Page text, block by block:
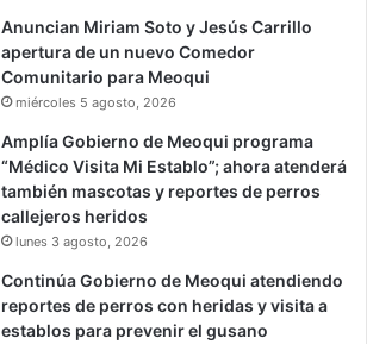
Anuncian Miriam Soto y Jesús Carrillo
apertura de un nuevo Comedor
Comunitario para Meoqui
miércoles 5 agosto, 2026
Amplía Gobierno de Meoqui programa
“Médico Visita Mi Establo”; ahora atenderá
también mascotas y reportes de perros
callejeros heridos
lunes 3 agosto, 2026
Continúa Gobierno de Meoqui atendiendo
reportes de perros con heridas y visita a
establos para prevenir el gusano